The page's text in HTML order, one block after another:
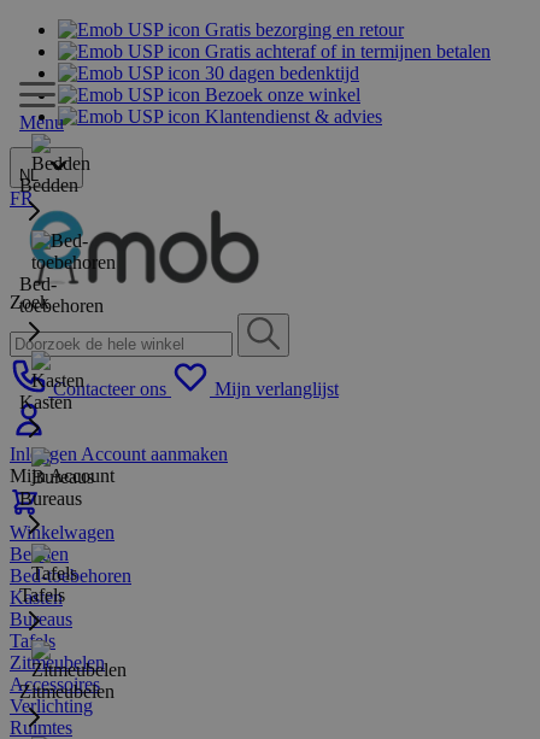
Gratis bezorging en retour
Gratis achteraf of in termijnen betalen
30 dagen bedenktijd
Bezoek onze winkel
Klantendienst & advies
NL
FR
Zoek
Contacteer ons Mijn verlanglijst
Inloggen Account aanmaken
Mijn Account
Winkelwagen
Menu
Bedden
Bed-
toebehoren
Kasten
Bureaus
Tafels
Zitmeubelen
Bedden
Bed-toebehoren
Kasten
Bureaus
Tafels
Zitmeubelen
Accessoires
Verlichting
Ruimtes